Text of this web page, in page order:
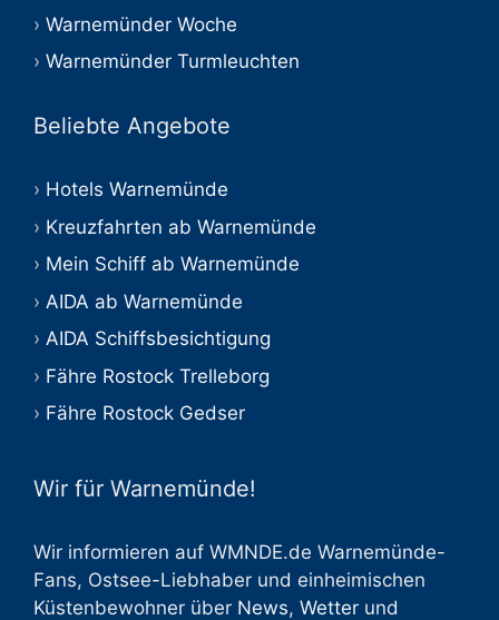
Warnemünder Woche
Warnemünder Turmleuchten
Beliebte Angebote
Hotels Warnemünde
Kreuzfahrten ab Warnemünde
Mein Schiff ab Warnemünde
AIDA ab Warnemünde
AIDA Schiffsbesichtigung
Fähre Rostock Trelleborg
Fähre Rostock Gedser
Wir für Warnemünde!
Wir informieren auf WMNDE.de Warnemünde-
Fans, Ostsee-Liebhaber und einheimischen
Küstenbewohner über News, Wetter und